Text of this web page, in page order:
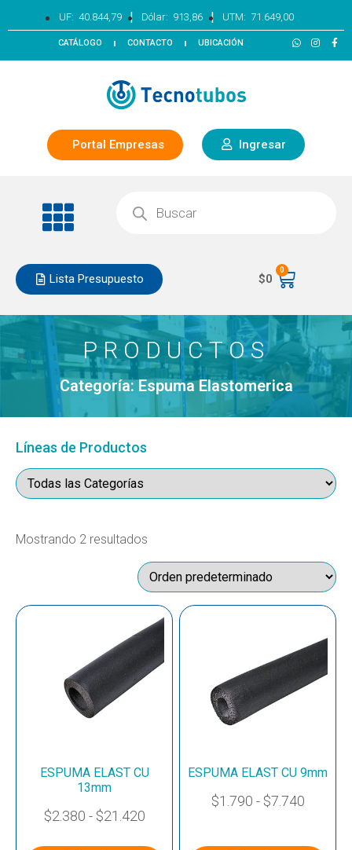
UF: 40.844,79 | Dólar: 913,86 | UTM: 71.649,00
CATÁLOGO CONTACTO UBICACIÓN
Portal Empresas Ingresar
Lista Presupuesto $0
0
PRODUCTOS
Categoría: Espuma Elastomerica
Líneas de Productos
Mostrando 2 resultados
ESPUMA ELAST CU
13mm
$2.380 - $21.420
ESPUMA ELAST CU 9mm
$1.790 - $7.740